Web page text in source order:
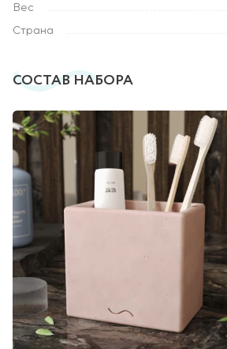
Вес
Страна
СОСТАВ НАБОРА